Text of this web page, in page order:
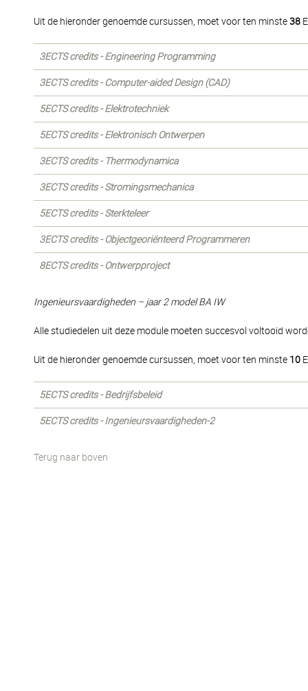
Uit de hieronder genoemde cursussen, moet voor ten minste38
3ECTS credits - Engineering Programming
3ECTS credits - Computer-aided Design (CAD)
5ECTS credits - Elektrotechniek
5ECTS credits - Elektronisch Ontwerpen
3ECTS credits - Thermodynamica
3ECTS credits - Stromingsmechanica
5ECTS credits - Sterkteleer
3ECTS credits - Objectgeoriënteerd Programmeren
8ECTS credits - Ontwerpproject
Ingenieursvaardigheden – jaar 2 model BA IW
Alle studiedelen uit deze module moeten succesvol voltooid
Uit de hieronder genoemde cursussen, moet voor ten minste 10
5ECTS credits - Bedrijfsbeleid
5ECTS credits - Ingenieursvaardigheden-2
Terug naar boven